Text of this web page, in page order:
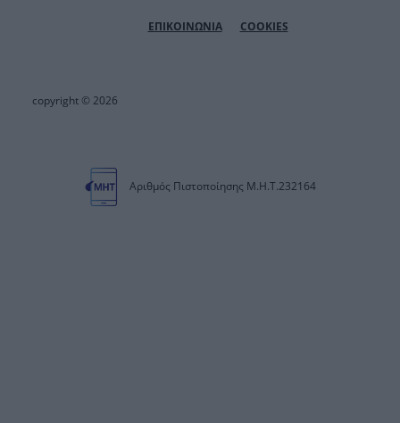
ΕΠΙΚΟΙΝΩΝΙΑ COOKIES
copyright © 2026
Αριθμός Πιστοποίησης Μ.Η.Τ.232164